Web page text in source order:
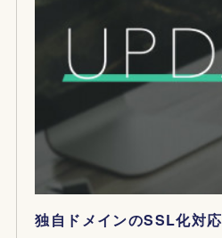
独自ドメインのSSL化対応